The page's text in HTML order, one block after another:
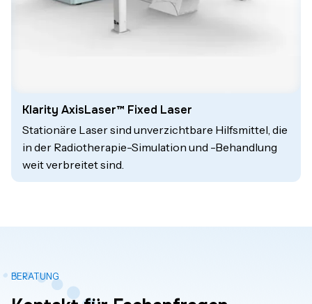
Klarity AxisLaser™ Fixed Laser
Stationäre Laser sind unverzichtbare Hilfsmittel, die
in der Radiotherapie-Simulation und -Behandlung
weit verbreitet sind.
BERATUNG